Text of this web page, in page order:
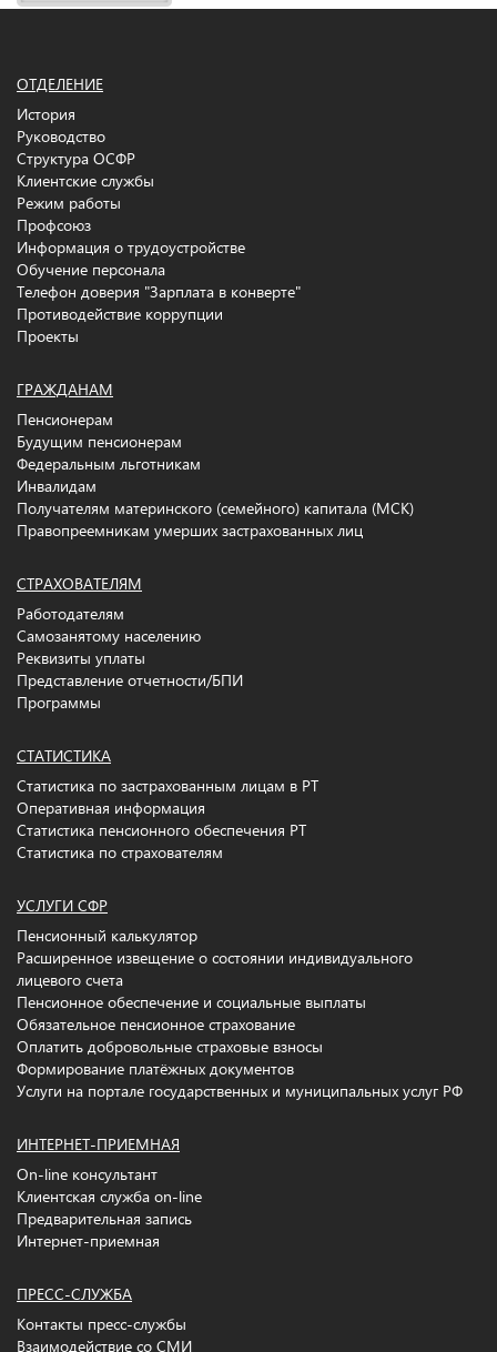
ОТДЕЛЕНИЕ
История
Руководство
Структура ОСФР
Клиентские службы
Режим работы
Профсоюз
Информация о трудоустройстве
Обучение персонала
Телефон доверия "Зарплата в конверте"
Противодействие коррупции
Проекты
ГРАЖДАНАМ
Пенсионерам
Будущим пенсионерам
Федеральным льготникам
Инвалидам
Получателям материнского (семейного) капитала (МСК)
Правопреемникам умерших застрахованных лиц
СТРАХОВАТЕЛЯМ
Работодателям
Самозанятому населению
Реквизиты уплаты
Представление отчетности/БПИ
Программы
СТАТИСТИКА
Статистика по застрахованным лицам в РТ
Оперативная информация
Статистика пенсионного обеспечения РТ
Статистика по страхователям
УСЛУГИ СФР
Пенсионный калькулятор
Расширенное извещение о состоянии индивидуального
лицевого счета
Пенсионное обеспечение и социальные выплаты
Обязательное пенсионное страхование
Оплатить добровольные страховые взносы
Формирование платёжных документов
Услуги на портале государственных и муниципальных услуг РФ
ИНТЕРНЕТ-ПРИЕМНАЯ
On-line консультант
Клиентская служба on-line
Предварительная запись
Интернет-приемная
ПРЕСС-СЛУЖБА
Контакты пресс-службы
Взаимодействие со СМИ